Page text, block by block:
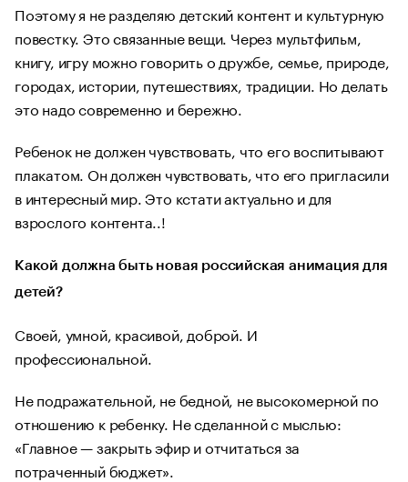
Поэтому я не разделяю детский контент и культурную
повестку. Это связанные вещи. Через мультфильм,
книгу, игру можно говорить о дружбе, семье, природе,
городах, истории, путешествиях, традиции. Но делать
это надо современно и бережно.
Ребенок не должен чувствовать, что его воспитывают
плакатом. Он должен чувствовать, что его пригласили
в интересный мир. Это кстати актуально и для
взрослого контента..!
Какой должна быть новая российская анимация для
детей?
Своей, умной, красивой, доброй. И
профессиональной.
Не подражательной, не бедной, не высокомерной по
отношению к ребенку. Не сделанной с мыслью:
«Главное — закрыть эфир и отчитаться за
потраченный бюджет».